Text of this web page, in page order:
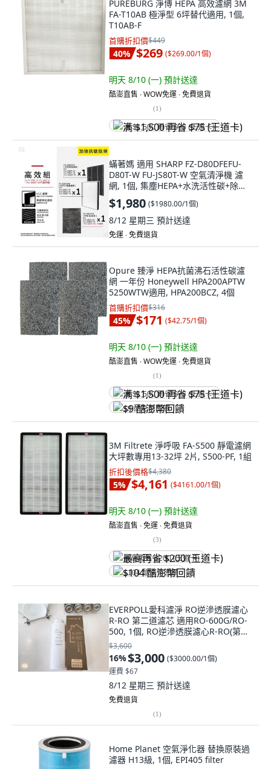
PUREBURG 淨博 HEPA 高效濾網 3M
FA-T10AB 極淨型 6坪替代適用, 1個,
T10AB-F
首購折扣價$449
40% $269 ($269.00/1個)
明天 8/10 (一) 預計送達
酷澎直售 ∙ WOW免運 ∙ 免費退貨
(1)
满 $1,500 再省 $75 (王道卡)
蟎著媽 適用 SHARP FZ-D80DFEFU-
D80T-W FU-JS80T-W 空氣清淨機 濾
網, 1個, 集塵HEPA+水洗活性碳+除甲
醛/各一片
$1,980 ($1980.00/1個)
8/12 星期三 預計送達
免運 ∙ 免費退貨
Opure 臻淨 HEPA抗菌沸石活性碳濾
網 一年份 Honeywell HPA200APTW
5250WTW適用, HPA200BCZ, 4個
首購折扣價$316
45% $171 ($42.75/1個)
明天 8/10 (一) 預計送達
酷澎直售 ∙ WOW免運 ∙ 免費退貨
(1)
满 $1,500 再省 $75 (王道卡)
$9 酷澎幣回饋
3M Filtrete 淨呼吸 FA-S500 靜電濾網
大坪數專用13-32坪 2片, S500-PF, 1組
折扣後價格$4,380
5% $4,161 ($4161.00/1個)
明天 8/10 (一) 預計送達
酷澎直售 ∙ 免運 ∙ 免費退貨
(3)
最高再省 $200 (王道卡)
$104 酷澎幣回饋
EVERPOLL愛科濾淨 RO逆滲透膜濾心
R-RO 第二道濾芯 適用RO-600G/RO-
500, 1個, RO逆滲透膜濾心R-RO(第二
道)
$3,600
16%$3,000 ($3000.00/1個)
運費 $67
8/12 星期三 預計送達
免費退貨
(1)
Home Planet 空氣淨化器 替換原裝過
濾器 H13級, 1個, EPI405 filter